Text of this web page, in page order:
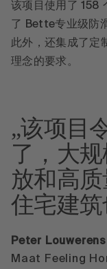
该项目使用了 158
了 Bette专业级防
此外，还集成了定
理念的要求。
该项目
了，大
放和高
住宅建筑
Peter Louwerens
Maat Feeling